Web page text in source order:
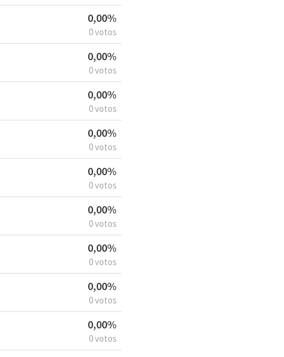
0,00%
0 votos
0,00%
0 votos
0,00%
0 votos
0,00%
0 votos
0,00%
0 votos
0,00%
0 votos
0,00%
0 votos
0,00%
0 votos
0,00%
0 votos